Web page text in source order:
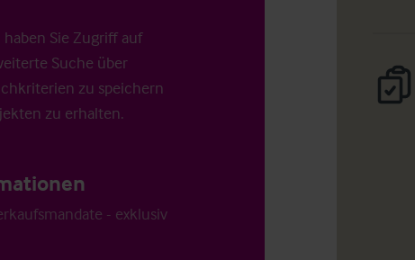
Sie Zugriff auf
Suche über
zu speichern
zu erhalten.
- exklusiv